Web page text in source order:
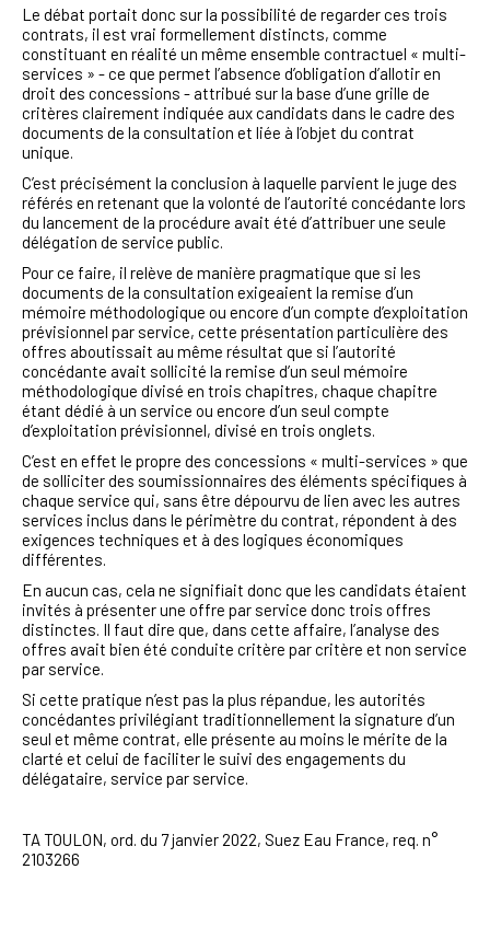
Le débat portait donc sur la possibilité de regarder ces trois
contrats, il est vrai formellement distincts, comme
constituant en réalité un même ensemble contractuel « multi-
services » - ce que permet l’absence d’obligation d’allotir en
droit des concessions - attribué sur la base d’une grille de
critères clairement indiquée aux candidats dans le cadre des
documents de la consultation et liée à l’objet du contrat
unique.
C’est précisément la conclusion à laquelle parvient le juge des
référés en retenant que la volonté de l’autorité concédante lors
du lancement de la procédure avait été d’attribuer une seule
délégation de service public.
Pour ce faire, il relève de manière pragmatique que si les
documents de la consultation exigeaient la remise d’un
mémoire méthodologique ou encore d’un compte d’exploitation
prévisionnel par service, cette présentation particulière des
offres aboutissait au même résultat que si l’autorité
concédante avait sollicité la remise d’un seul mémoire
méthodologique divisé en trois chapitres, chaque chapitre
étant dédié à un service ou encore d’un seul compte
d’exploitation prévisionnel, divisé en trois onglets.
C’est en effet le propre des concessions « multi-services » que
de solliciter des soumissionnaires des éléments spécifiques à
chaque service qui, sans être dépourvu de lien avec les autres
services inclus dans le périmètre du contrat, répondent à des
exigences techniques et à des logiques économiques
différentes.
En aucun cas, cela ne signifiait donc que les candidats étaient
invités à présenter une offre par service donc trois offres
distinctes. Il faut dire que, dans cette affaire, l’analyse des
offres avait bien été conduite critère par critère et non service
par service.
Si cette pratique n’est pas la plus répandue, les autorités
concédantes privilégiant traditionnellement la signature d’un
seul et même contrat, elle présente au moins le mérite de la
clarté et celui de faciliter le suivi des engagements du
délégataire, service par service.
TA TOULON, ord. du 7 janvier 2022, Suez Eau France, req. n°
2103266